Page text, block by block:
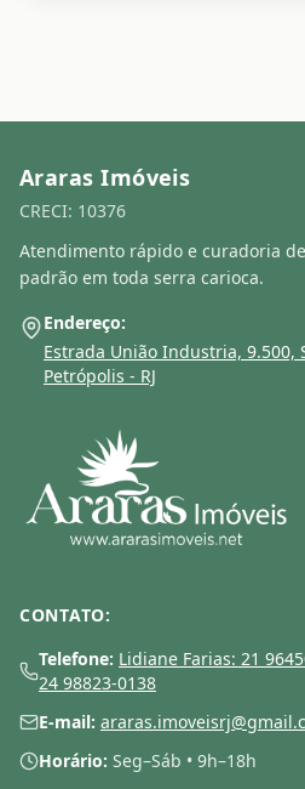
Araras Imóveis
CRECI: 10376
Atendimento rápido e curadoria
padrão em toda serra carioca.
Endereço:
Estrada União Industria, 9.500,
Petrópolis - RJ
CONTATO:
Telefone: Lidiane Farias: 21
24 98823-0138
E-mail:
Horário: Seg–Sáb • 9h–18h